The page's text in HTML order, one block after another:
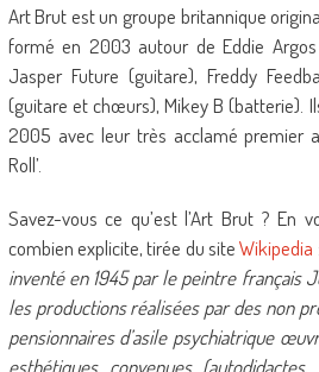
Art Brut est un groupe britannique
formé en 2003 autour de Eddie
Jasper Future (guitare), Freddy
(guitare et chœurs), Mikey B (batterie).
2005 avec leur très acclamé premier
Roll’.
Savez-vous ce qu’est l’Art Brut ? En
combien explicite, tirée du siteWikipedia
inventé en 1945 par le peintre français
les productions réalisées par des non
pensionnaires d’asile psychiatrique
esthétiques convenues